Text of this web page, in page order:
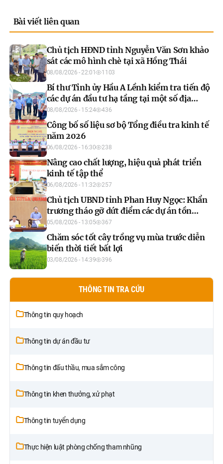
Bài viết liên quan
Chủ tịch HĐND tỉnh Nguyễn Văn Sơn khảo
sát các mô hình chè tại xã Hồng Thái
08/08/2026 - 22:01 1103
Bí thư Tỉnh ủy Hầu A Lềnh kiểm tra tiến độ
các dự án đầu tư hạ tầng tại một số địa
phương
08/08/2026 - 15:24 436
Công bố số liệu sơ bộ Tổng điều tra kinh tế
năm 2026
06/08/2026 - 16:30 238
Nâng cao chất lượng, hiệu quả phát triển
kinh tế tập thể
06/08/2026 - 11:32 257
Chủ tịch UBND tỉnh Phan Huy Ngọc: Khẩn
trương tháo gỡ dứt điểm các dự án tồn
đọng, đẩy nhanh xây dựng cơ sở dữ liệu đất
đai
05/08/2026 - 13:05 367
Chăm sóc tốt cây trồng vụ mùa trước diễn
biến thời tiết bất lợi
03/08/2026 - 14:39 396
THÔNG TIN TRA CỨU
Thông tin quy hoạch
Thông tin dự án đầu tư
Thông tin đấu thầu, mua sắm công
Thông tin khen thưởng, xử phạt
Thông tin tuyển dụng
Thực hiện luật phòng chống tham nhũng